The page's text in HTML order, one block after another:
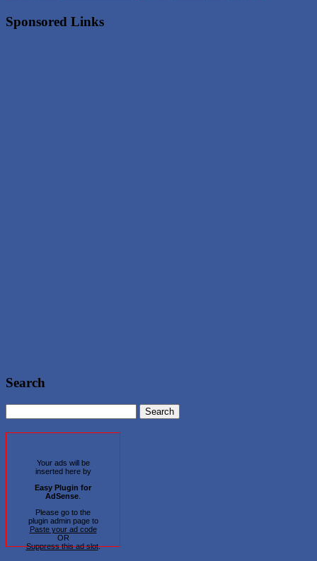
Sponsored Links
Search
Your ads will be
inserted here by
Easy Plugin for
AdSense
Please go to the
plugin admin page to
Paste your ad code
OR
Suppress this ad slot.